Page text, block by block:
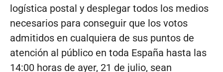
logística postal y desplegar todos los medios
necesarios para conseguir que los votos
admitidos en cualquiera de sus puntos de
atención al público en toda España hasta las
14:00 horas de ayer, 21 de julio, sean